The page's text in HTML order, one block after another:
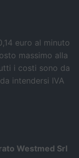
euro al minuto
massimo alla
i costi sono da
intendersi IVA
Westmed Srl